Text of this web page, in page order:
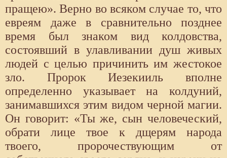
пращею». Верно во всяком случае то, что
евреям даже в сравнительно позднее
время был знаком вид колдовства,
состоявший в улавливании душ живых
людей с целью причинить им жестокое
зло. Пророк Иезекииль вполне
определенно указывает на колдуний,
занимавшихся этим видом черной магии.
Он говорит: «Ты же, сын человеческий,
обрати лице твое к дщерям народа
твоего, пророчествующим от